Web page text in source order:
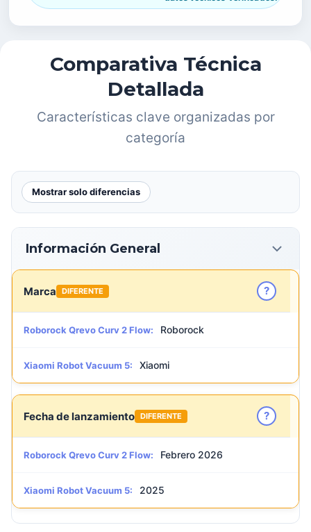
Comparativa Técnica
Detallada
Características clave organizadas por
categoría
Mostrar solo diferencias
Información General
Marca DIFERENTE ?
Roborock Qrevo Curv 2 Flow: Roborock
Xiaomi Robot Vacuum 5: Xiaomi
Fecha de lanzamiento DIFERENTE ?
Roborock Qrevo Curv 2 Flow: Febrero 2026
Xiaomi Robot Vacuum 5: 2025